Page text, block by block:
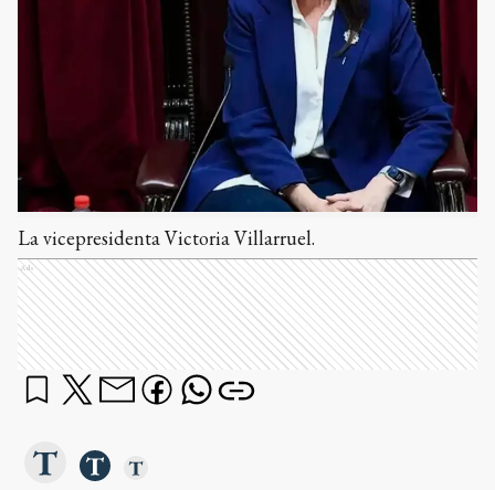
La vicepresidenta Victoria Villarruel.
Ads